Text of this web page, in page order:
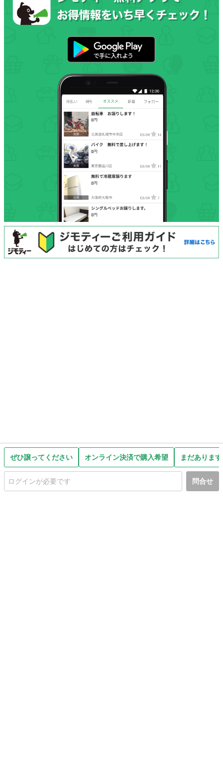
ぜひ譲ってください オンライン決済で購入希望 まだありま
問合せ